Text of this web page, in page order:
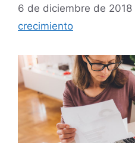
6 de diciembre de 2018
crecimiento